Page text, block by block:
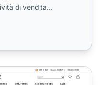
di vendita